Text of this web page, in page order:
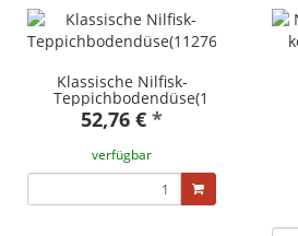
Klassische Nilfisk-
Teppichbodendüse(11276800)
52,76 € *
verfügbar